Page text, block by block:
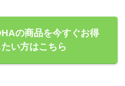
の商品を今すぐお得
い方はこちら